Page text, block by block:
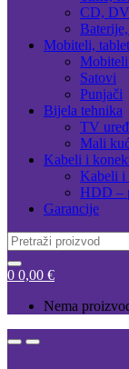
CD,
Mobiteli,
Satovi
Punjači
Bijela tehnika
TV
Mali
Kabeli i
Kabeli i
HDD –
Garancije
Search
for:
0 0,00 €
Nema
OpenClose